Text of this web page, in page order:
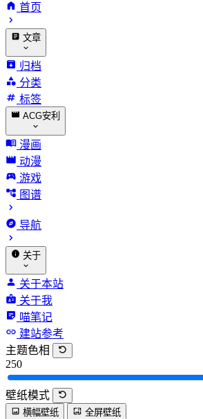
首页
文章
归档
分类
标签
ACG安利
漫画
动漫
游戏
图谱
导航
关于
关于本站
关于我
喵笔记
建站参考
主题色相
250
壁纸模式
横幅壁纸
全屏壁纸